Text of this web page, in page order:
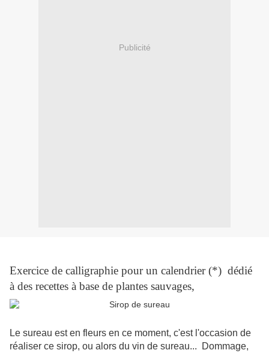
Publicité
Exercice de calligraphie pour un calendrier (*) dédié
à des recettes à base de plantes sauvages,
Le sureau est en fleurs en ce moment, c'est l'occasion de
réaliser ce sirop, ou alors du vin de sureau... Dommage,